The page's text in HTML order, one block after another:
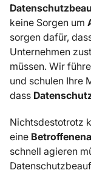
keine Sorgen um
sorgen dafür,
Unternehmen
müssen. Wir
und schulen Ihre
dass
Nichtsdestotrotz
eine
schnell agieren